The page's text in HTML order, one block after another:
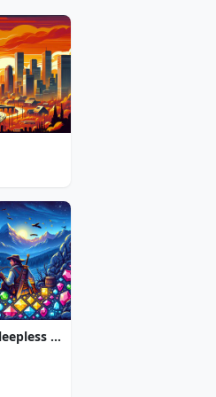
Jewel Quest The Sleepless Star